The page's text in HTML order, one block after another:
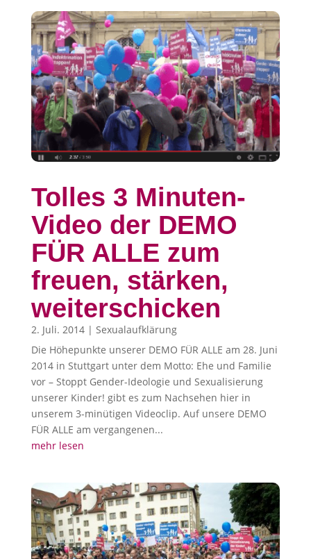
Tolles 3 Minuten-
Video der DEMO
FÜR ALLE zum
freuen, stärken,
weiterschicken
2. Juli. 2014| Sexualaufklärung
Die Höhepunkte unserer DEMO FÜR ALLE am 28. Juni
2014 in Stuttgart unter dem Motto: Ehe und Familie
vor – Stoppt Gender-Ideologie und Sexualisierung
unserer Kinder! gibt es zum Nachsehen hier in
unserem 3-minütigen Videoclip. Auf unsere DEMO
FÜR ALLE am vergangenen...
mehr lesen